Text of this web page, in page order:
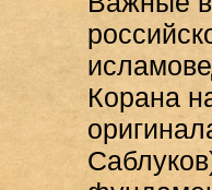
Корана